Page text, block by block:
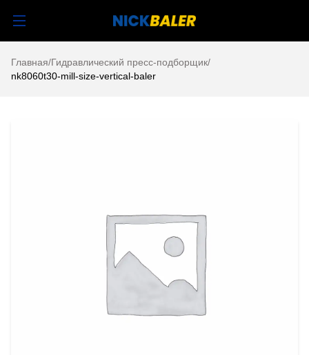
Главная/Гидравлический пресс-подборщик/
nk8060t30-mill-size-vertical-baler